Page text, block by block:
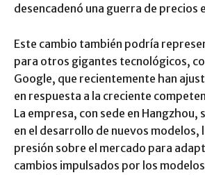
desencadenó una guerra de precios
Este cambio también podría
para otros gigantes tecnológicos,
Google, que recientemente han
en respuesta a la creciente
La empresa, con sede en Hangzhou,
en el desarrollo de nuevos modelos,
presión sobre el mercado para
cambios impulsados por los